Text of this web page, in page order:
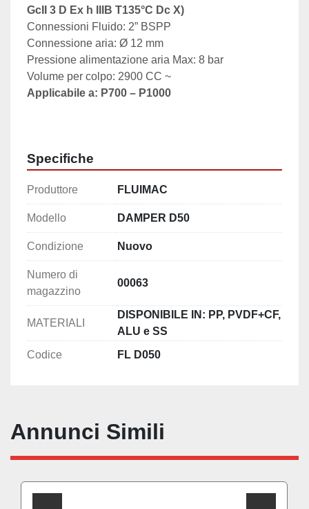
GcII 3 D Ex h IIIB T135°C Dc X)
Connessioni Fluido: 2” BSPP
Connessione aria: Ø 12 mm
Pressione alimentazione aria Max: 8 bar
Volume per colpo: 2900 CC ~
Applicabile a: P700 – P1000
Specifiche
Produttore FLUIMAC
Modello DAMPER D50
Condizione Nuovo
Numero di
magazzino
00063
MATERIALI
DISPONIBILE IN: PP, PVDF+CF,
ALU e SS
Codice
FL D050
Annunci Simili